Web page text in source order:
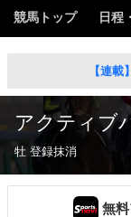
競馬トップ 日程
【連
アクティブ
牡 登録抹消
無